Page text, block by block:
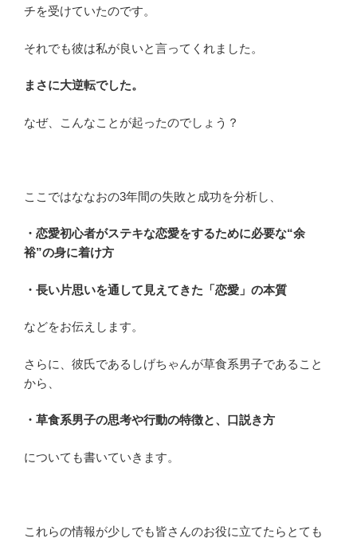
チを受けていたのです。
それでも彼は私が良いと言ってくれました。
まさに大逆転でした。
なぜ、こんなことが起ったのでしょう？
ここではななおの3年間の失敗と成功を分析し、
・恋愛初心者がステキな恋愛をするために必要な“余
裕”の身に着け方
・長い片思いを通して見えてきた「恋愛」の本質
などをお伝えします。
さらに、彼氏であるしげちゃんが草食系男子であること
から、
・草食系男子の思考や行動の特徴と、口説き方
についても書いていきます。
これらの情報が少しでも皆さんのお役に立てたらとても